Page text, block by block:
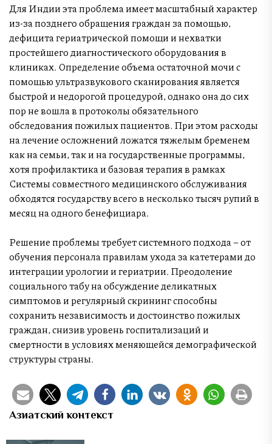
Для Индии эта проблема имеет масштабный характер
из-за позднего обращения граждан за помощью,
дефицита гериатрической помощи и нехватки
простейшего диагностического оборудования в
клиниках. Определение объема остаточной мочи с
помощью ультразвукового сканирования является
быстрой и недорогой процедурой, однако она до сих
пор не вошла в протоколы обязательного
обследования пожилых пациентов. При этом расходы
на лечение осложнений ложатся тяжелым бременем
как на семьи, так и на государственные программы,
хотя профилактика и базовая терапия в рамках
Системы совместного медицинского обслуживания
обходятся государству всего в несколько тысяч рупий в
месяц на одного бенефициара.
Решение проблемы требует системного подхода – от
обучения персонала правилам ухода за катетерами до
интеграции урологии и гериатрии. Преодоление
социального табу на обсуждение деликатных
симптомов и регулярный скрининг способны
сохранить независимость и достоинство пожилых
граждан, снизив уровень госпитализаций и
смертности в условиях меняющейся демографической
структуры страны.
Азиатский контекст